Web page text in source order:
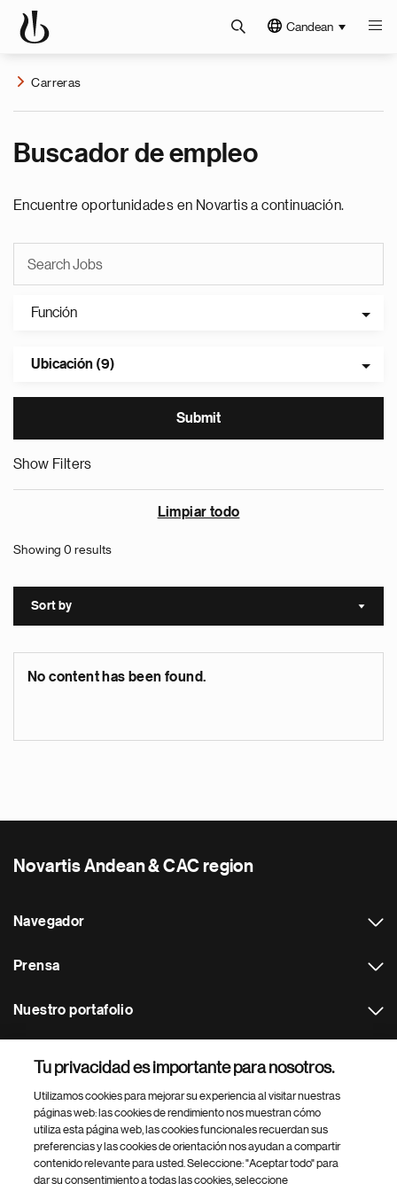
Candean
Carreras
Buscador de empleo
Encuentre oportunidades en Novartis a continuación.
Función
Ubicación (9)
Show Filters
Limpiar todo
Showing 0 results
Sort by Sort
No content has been found.
Novartis Andean & CAC region
Navegador
Prensa
Nuestro portafolio
Footer Site Search
Tu privacidad es importante para nosotros.
Utilizamos cookies para mejorar su experiencia al visitar nuestras
páginas web: las cookies de rendimiento nos muestran cómo
utiliza esta página web, las cookies funcionales recuerdan sus
preferencias y las cookies de orientación nos ayudan a compartir
contenido relevante para usted. Seleccione: "Aceptar todo" para
dar su consentimiento a todas las cookies, seleccione